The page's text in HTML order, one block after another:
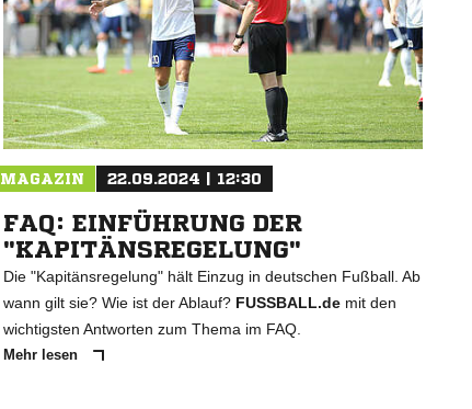
MAGAZIN 22.09.2024 | 12:30
FAQ: EINFÜHRUNG DER
"KAPITÄNSREGELUNG"
Die "Kapitänsregelung" hält Einzug in deutschen Fußball. Ab
wann gilt sie? Wie ist der Ablauf? FUSSBALL.de mit den
wichtigsten Antworten zum Thema im FAQ.
Mehr lesen